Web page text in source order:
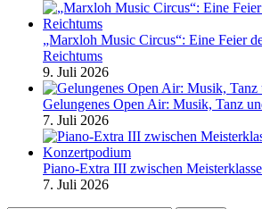
„Marxloh Music Circus“: Eine Feier
Reichtums
9. Juli 2026
Gelungenes Open Air: Musik, Tanz
7. Juli 2026
Piano-Extra III zwischen
7. Juli 2026